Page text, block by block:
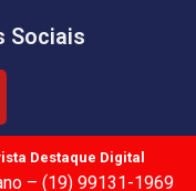
Sociais
Destaque Digital
– (19) 99131-1969